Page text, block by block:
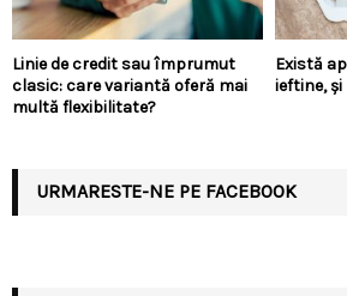
Linie de credit sau împrumut
clasic: care variantă oferă mai
multă flexibilitate?
Există
ieftine, și
URMARESTE-NE PE FACEBOOK